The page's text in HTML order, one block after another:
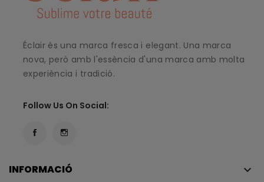
Éclair és una marca fresca i elegant. Una marca
nova, però amb l'essència d'una marca amb molta
experiència i tradició.
Follow Us On Social:
INFORMACIÓ keyboard_arrow_down